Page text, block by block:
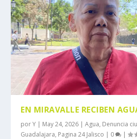
EN MIRAVALLE RECIBEN
porY | May 24, 2026 |Agua, Denuncia
Guadalajara, Pagina 24 Jalisco | 0 |